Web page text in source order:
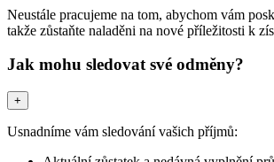
Neustále pracujeme na tom, abychom vám
takže zůstaňte naladěni na nové příležitosti k
Jak mohu sledovat své odměny?
+
Usnadníme vám sledování vašich příjmů: